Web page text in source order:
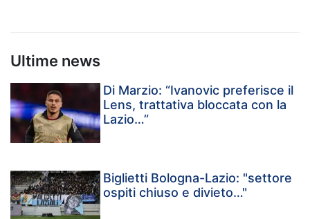
Ultime news
Di Marzio: “Ivanovic preferisce il
Lens, trattativa bloccata con la
Lazio…”
Biglietti Bologna-Lazio: "settore
ospiti chiuso e divieto…"